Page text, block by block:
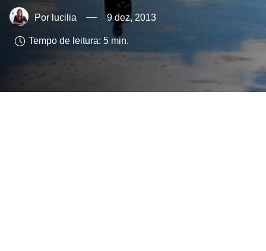
lucilia 9 dez, 2013
Tempo de leitura: 5 min.